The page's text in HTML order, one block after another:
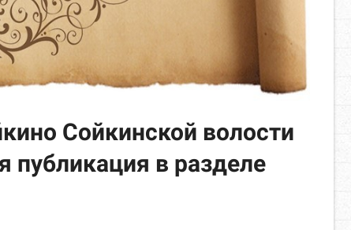
Сойкинской волости
публикация в разделе